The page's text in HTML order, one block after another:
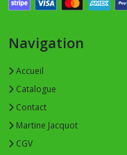
Navigation
Accueil
Catalogue
Contact
Martine Jacquot
CGV